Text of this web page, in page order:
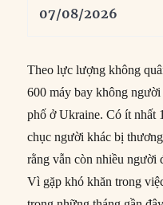
07/08/2026
Theo lực lượng không
600 máy bay không
phố ở Ukraine. Có ít nhất
chục người khác bị
rằng vẫn còn nhiều người
Vì gặp khó khăn trong